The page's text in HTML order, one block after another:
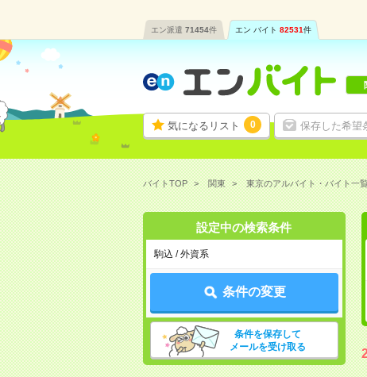
エン派遣 71454件 エン バイト 82531件
気になるリスト 0 保存した希望
バイトTOP 関東 東京のアルバイト・バイト一
設定中の検索条件
駒込 / 外資系
条件の変更
条件を保存して
メールを受け取る